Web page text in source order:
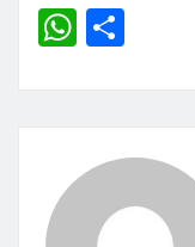
W
A
rt